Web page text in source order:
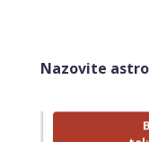
Nazovite